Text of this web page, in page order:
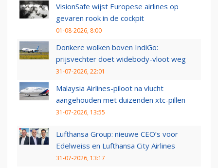
VisionSafe wijst Europese airlines op
gevaren rook in de cockpit
01-08-2026, 8:00
Donkere wolken boven IndiGo:
prijsvechter doet widebody-vloot weg
31-07-2026, 22:01
Malaysia Airlines-piloot na vlucht
aangehouden met duizenden xtc-pillen
31-07-2026, 13:55
Lufthansa Group: nieuwe CEO’s voor
Edelweiss en Lufthansa City Airlines
31-07-2026, 13:17